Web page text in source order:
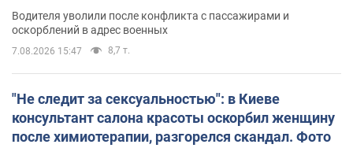
Водителя уволили после конфликта с пассажирами и
оскорблений в адрес военных
7.08.2026 15:47 8,7 т.
"Не следит за сексуальностью": в Киеве
консультант салона красоты оскорбил женщину
после химиотерапии, разгорелся скандал. Фото